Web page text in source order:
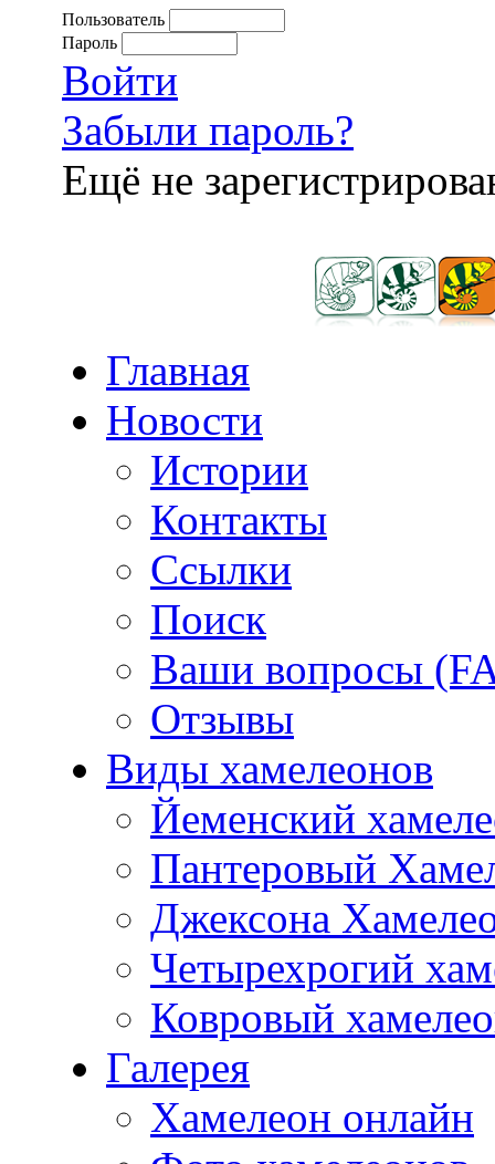
Пользователь
Пароль
Войти
Забыли пароль?
Ещё не
Главная
Новости
Истории
Контакты
Ссылки
Поиск
Ваши вопросы
Отзывы
Виды хамелеонов
Йеменский
Пантеровый
Джексона
Четырехрогий
Ковровый
Галерея
Хамелеон онлайн